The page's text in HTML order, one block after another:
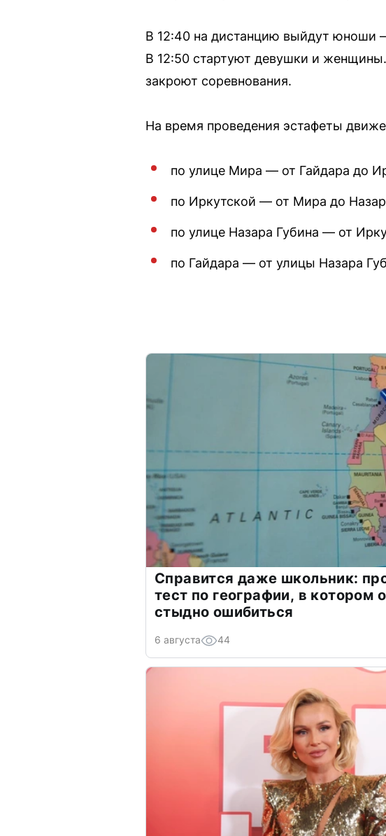
В 12:40 на дистанцию выйдут юноши
В 12:50 стартуют девушки и женщины.
закроют соревнования.
На время проведения эстафеты
по улице Мира — от Гайдара до
по Иркутской — от Мира до
по улице Назара Губина — от
по Гайдара — от улицы Назара
Справится даже школьник:
тест по географии, в котором
стыдно ошибиться
6 августа 44